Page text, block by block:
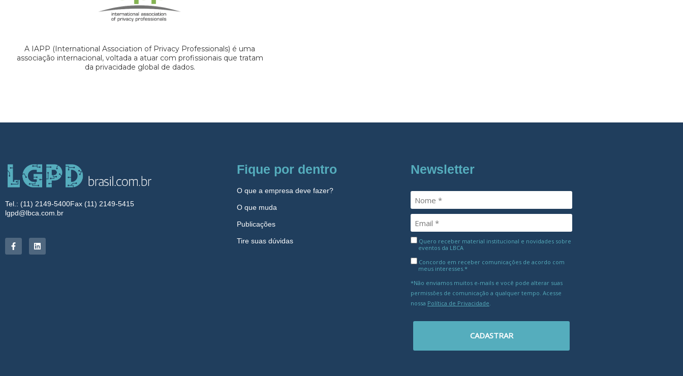
A IAPP (International Association of Privacy Professionals) é uma
associação internacional, voltada a atuar com profissionais que tratam
da privacidade global de dados.
Tel.: (11) 2149-5400Fax (11) 2149-5415
lgpd@lbca.com.br
Fique por dentro
O que a empresa deve fazer?
O que muda
Publicações
Tire suas dúvidas
Newsletter
Quero receber material institucional e novidades sobre
eventos da LBCA
Concordo em receber comunicações de acordo com
meus interesses.*
*Não enviamos muitos e-mails e você pode alterar suas
permissões de comunicação a qualquer tempo. Acesse
nossa Política de Privacidade
CADASTRAR